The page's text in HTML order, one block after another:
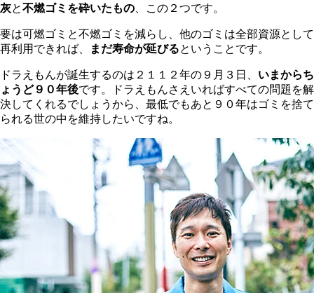
灰と不燃ゴミを砕いたもの 、この２つです。
要は可燃ゴミと不燃ゴミを減らし、他のゴミは全部資源として
再利用できれば、
まだ寿命が延びるということです。
ドラえもんが誕生するのは２１１２年の９月３日、 いまからち
ょうど９０年後です。ドラえもんさえいればすべての問題を解
決してくれるでしょうから、最低でもあと９０年はゴミを捨て
られる世の中を維持したいですね。